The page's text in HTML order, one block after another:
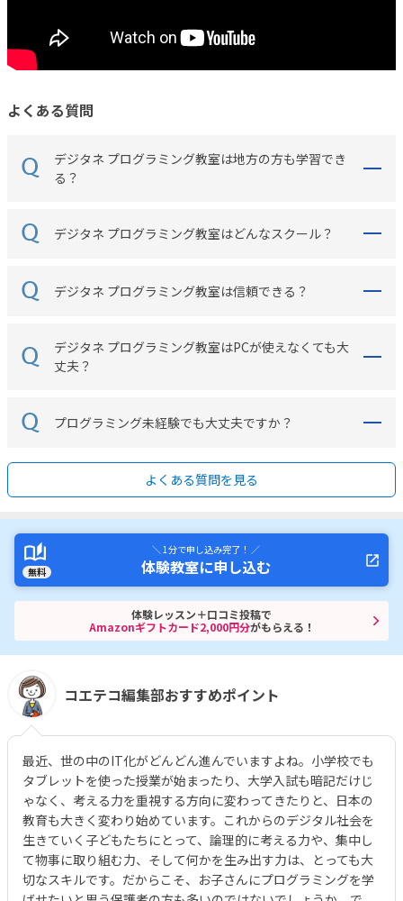
よくある質問
デジタネ プログラミング教室は地方の方も学習でき
る？
デジタネ プログラミング教室はどんなスクール？
デジタネ プログラミング教室は信頼できる？
デジタネ プログラミング教室はPCが使えなくても大
丈夫？
プログラミング未経験でも大丈夫ですか？
よくある質問を見る
無料
＼ 1分で申し込み完了！ ／
体験教室に申し込む
体験レッスン＋口コミ投稿で
Amazonギフトカード2,000円分がもらえる！
コエテコ編集部おすすめポイント
最近、世の中のIT化がどんどん進んでいますよね。小学校でも
タブレットを使った授業が始まったり、大学入試も暗記だけじ
ゃなく、考える力を重視する方向に変わってきたりと、日本の
教育も大きく変わり始めています。これからのデジタル社会を
生きていく子どもたちにとって、論理的に考える力や、集中し
て物事に取り組む力、そして何かを生み出す力は、とっても大
切なスキルです。だからこそ、お子さんにプログラミングを学